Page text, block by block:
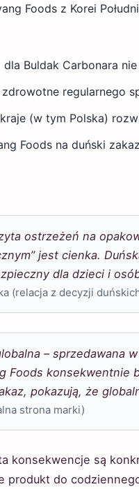
Foods z Korei
dla Buldak Carbonara
regularnego
(w tym Polska)
Foods na duński
ostrzeżeń na
jest cienka.
dla dzieci i
(relacja z decyzji
– sprzedawana
Foods
pokazują, że
strona marki)
konsekwencje są
produkt do